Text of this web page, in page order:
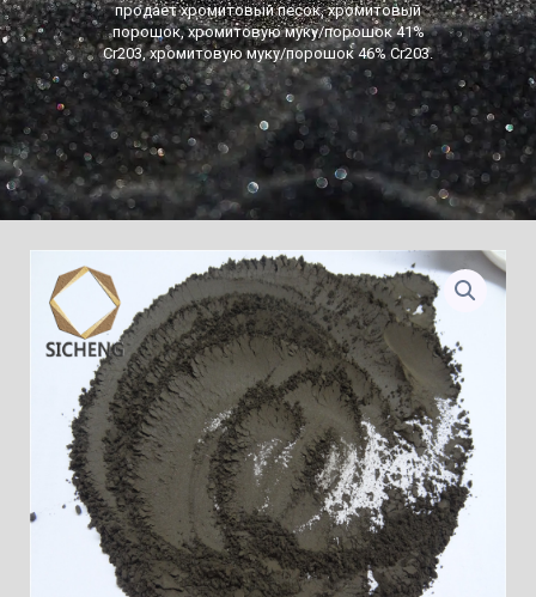
продает хромитовый песок, хромитовый
порошок, хромитовую муку/порошок 41%
Cr203, хромитовую муку/порошок 46% Cr203.